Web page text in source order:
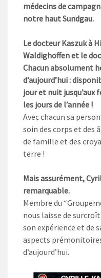
médecins de
notre haut Sundgau.
Le docteur Kaszuk à
Waldighoffen et le
Chacun absolument
d’aujourd’hui :
jour et nuit jusqu’aux
les jours de l’année !
Avec chacun sa
soin des corps et des
de famille et des
terre !
Mais assurément,
remarquable.
Membre du
nous laisse de
son expérience et de
aspects
d’aujourd’hui.